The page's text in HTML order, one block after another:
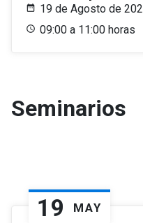
19 de Agosto de
09:00 a 11:00 horas
Seminarios
19 MAY